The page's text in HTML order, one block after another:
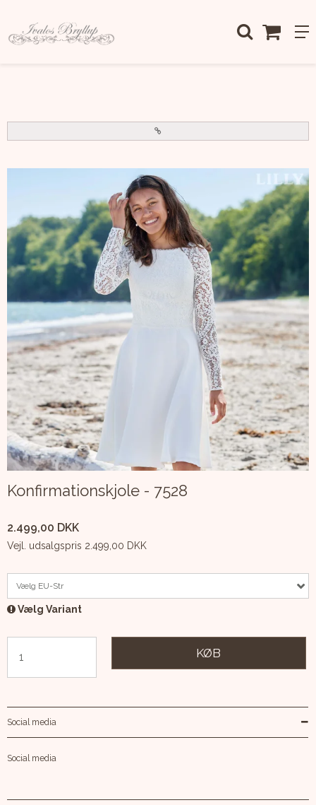
Konfirmation
/ Konfirmationskjoler
Konfirmationskjole - 7528
Konfirmationskjole - 7528
2.499,00 DKK
Vejl. udsalgspris 2.499,00 DKK
Vælg EU-Str
Vælg Variant
KØB
Social media
Social media